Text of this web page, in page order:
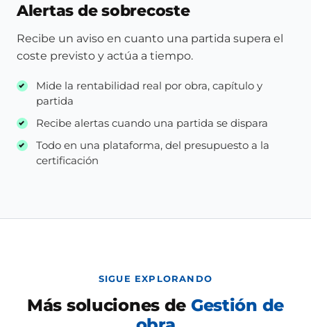
Alertas de sobrecoste
Recibe un aviso en cuanto una partida supera el
coste previsto y actúa a tiempo.
Mide la rentabilidad real por obra, capítulo y
partida
Recibe alertas cuando una partida se dispara
Todo en una plataforma, del presupuesto a la
certificación
SIGUE EXPLORANDO
Más soluciones de Gestión de